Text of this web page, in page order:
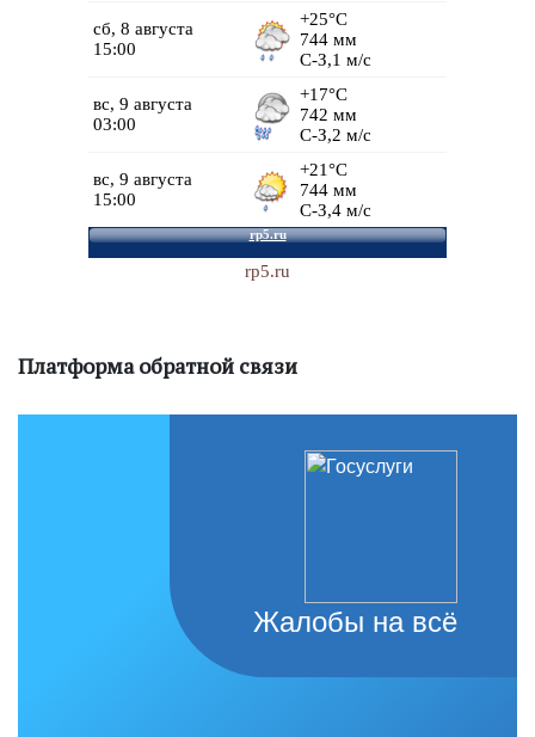
rp5.ru
Платформа обратной связи
Жалобы на всё